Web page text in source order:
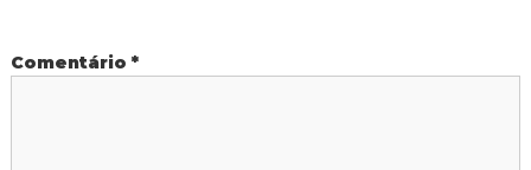
o
Comentário *